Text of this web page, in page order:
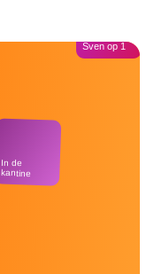
In de
kantine
Sven op 1